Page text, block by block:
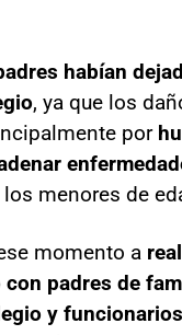
habían
, ya que los
por
los menores de
momento a
con padres de
y funcionarios